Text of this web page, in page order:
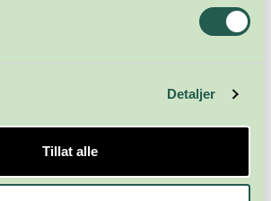
Detaljer
Tillat alle
på nyhetsbrevet